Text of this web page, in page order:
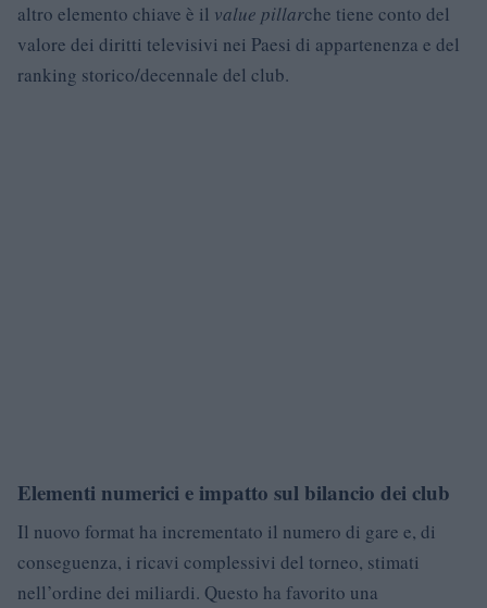
altro elemento chiave è il value pillarche tiene conto del
valore dei diritti televisivi nei Paesi di appartenenza e del
ranking storico/decennale del club.
Elementi numerici e impatto sul bilancio dei club
Il nuovo format ha incrementato il numero di gare e, di
conseguenza, i ricavi complessivi del torneo, stimati
nell’ordine dei miliardi. Questo ha favorito una